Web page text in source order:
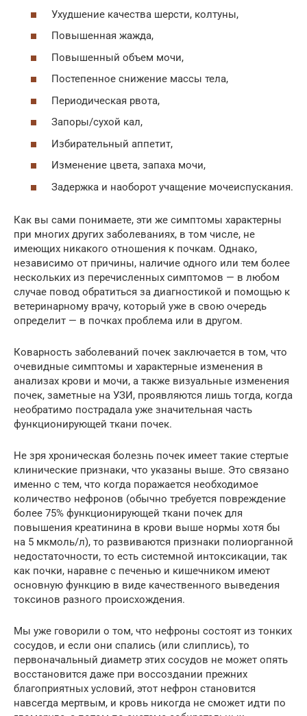
Ухудшение качества шерсти, колтуны,
Повышенная жажда,
Повышенный объем мочи,
Постепенное снижение массы тела,
Периодическая рвота,
Запоры/сухой кал,
Избирательный аппетит,
Изменение цвета, запаха мочи,
Задержка и наоборот учащение мочеиспускания.
Как вы сами понимаете, эти же симптомы характерны
при многих других заболеваниях, в том числе, не
имеющих никакого отношения к почкам. Однако,
независимо от причины, наличие одного или тем более
нескольких из перечисленных симптомов — в любом
случае повод обратиться за диагностикой и помощью к
ветеринарному врачу, который уже в свою очередь
определит — в почках проблема или в другом.
Коварность заболеваний почек заключается в том, что
очевидные симптомы и характерные изменения в
анализах крови и мочи, а также визуальные изменения
почек, заметные на УЗИ, проявляются лишь тогда, когда
необратимо пострадала уже значительная часть
функционирующей ткани почек.
Не зря хроническая болезнь почек имеет такие стертые
клинические признаки, что указаны выше. Это связано
именно с тем, что когда поражается необходимое
количество нефронов (обычно требуется повреждение
более 75% функционирующей ткани почек для
повышения креатинина в крови выше нормы хотя бы
на 5 мкмоль/л), то развиваются признаки полиорганной
недостаточности, то есть системной интоксикации, так
как почки, наравне с печенью и кишечником имеют
основную функцию в виде качественного выведения
токсинов разного происхождения.
Мы уже говорили о том, что нефроны состоят из тонких
сосудов, и если они спались (или слиплись), то
первоначальный диаметр этих сосудов не может опять
восстановится даже при воссоздании прежних
благоприятных условий, этот нефрон становится
навсегда мертвым, и кровь никогда не сможет идти по